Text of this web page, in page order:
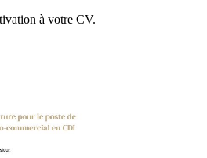
à votre CV.